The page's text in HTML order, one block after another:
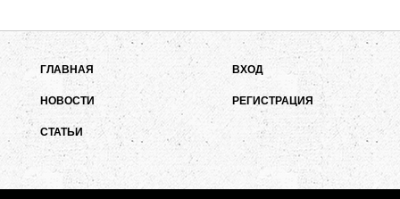
ГЛАВНАЯ
НОВОСТИ
СТАТЬИ
ВХОД
РЕГИСТРАЦИЯ